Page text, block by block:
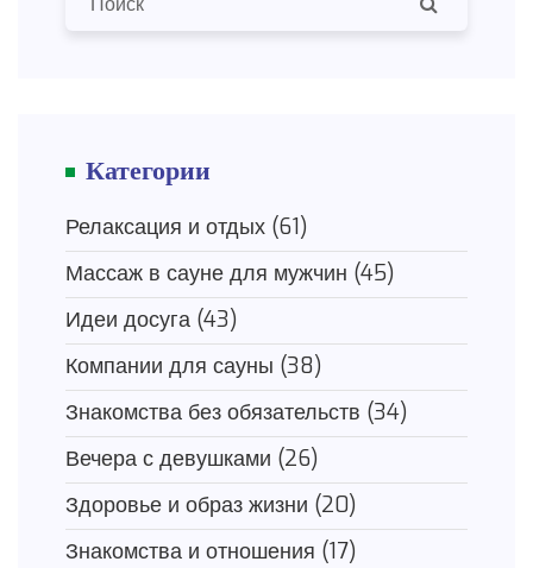
Категории
Релаксация и отдых (61)
Массаж в сауне для мужчин (45)
Идеи досуга (43)
Компании для сауны (38)
Знакомства без обязательств (34)
Вечера с девушками (26)
Здоровье и образ жизни (20)
Знакомства и отношения (17)